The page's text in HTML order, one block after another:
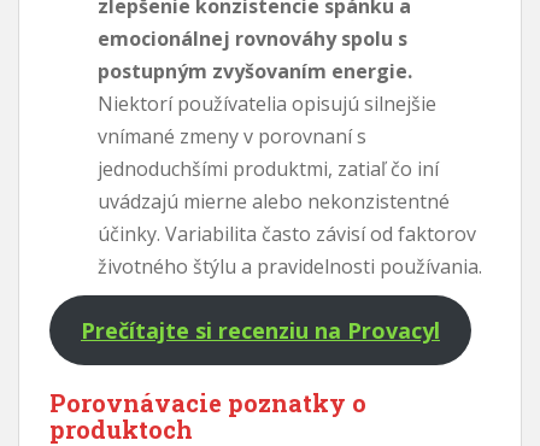
zlepšenie konzistencie spánku a
emocionálnej rovnováhy spolu s
postupným zvyšovaním energie.
Niektorí používatelia opisujú silnejšie
vnímané zmeny v porovnaní s
jednoduchšími produktmi, zatiaľ čo iní
uvádzajú mierne alebo nekonzistentné
účinky. Variabilita často závisí od faktorov
životného štýlu a pravidelnosti používania.
Prečítajte si recenziu na Provacyl
Porovnávacie poznatky o
produktoch